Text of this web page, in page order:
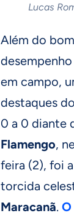
Lucas
Além do bom
em campo,
destaques
0 a 0 diante
Flamengo,
feira (2), foi
torcida
Maracanã.